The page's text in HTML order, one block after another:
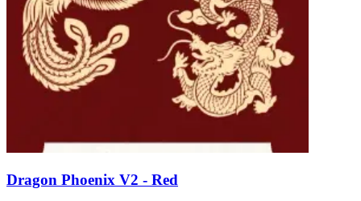
Dragon Phoenix V2 - Red